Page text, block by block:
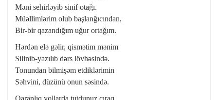
Məni sehirləyib sinif otağı.
Müəllimlərim olub başlanğıcından,
Bir-bir qazandığım uğur ortağım.
Hərdən elə gəlir, qismətim mənim
Silinib-yazılıb dərs lövhəsində.
Tonundan bilmişəm etdiklərimin
Səhvini, düzünü onun səsində.
Qaranlıq yollarda tutdunuz çıraq,